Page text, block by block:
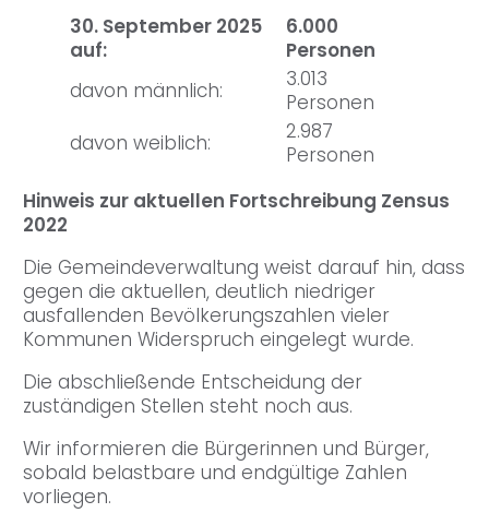
30. September 2025
auf:
6.000
Personen
davon männlich:
3.013
Personen
davon weiblich:
2.987
Personen
Hinweis zur aktuellen Fortschreibung Zensus
2022
Die Gemeindeverwaltung weist darauf hin, dass
gegen die aktuellen, deutlich niedriger
ausfallenden Bevölkerungszahlen vieler
Kommunen Widerspruch eingelegt wurde.
Die abschließende Entscheidung der
zuständigen Stellen steht noch aus.
Wir informieren die Bürgerinnen und Bürger,
sobald belastbare und endgültige Zahlen
vorliegen.